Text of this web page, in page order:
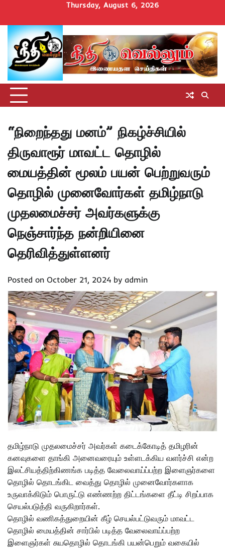
content
Thursday, August 6, 2026
Homeசெய்திகள்
தமிழ்நாடுமாவட்டச்செய்திகள்
அரசியல்ஆன்மிகம்
சட்டம்
அறிவோம்
சினிமாUncategorized
“நிறைந்தது மனம்” நிகழ்ச்சியில்
திருவாரூர் மாவட்ட தொழில்
மையத்தின் மூலம் பயன் பெற்றுவரும்
தொழில் முனைவோர்கள் தமிழ்நாடு
முதலமைச்சர் அவர்களுக்கு
நெஞ்சார்ந்த நன்றியினை
தெரிவித்துள்ளனர்
Posted on October 21, 2024 by admin
தமிழ்நாடு முதலமைச்சர் அவர்கள் கடைக்கோடித் தமிழரின்
கனவுகளை தாங்கி அனைவரையும் உள்ளடக்கிய வளர்ச்சி என்ற
இலட்சியத்திற்கிணங்க படித்த வேலைவாய்ப்பற்ற இளைஞர்களை
தொழில் தொடங்கிட வைத்து தொழில் முனைவோர்களாக
உருவாக்கிடும் பொருட்டு எண்ணற்ற திட்டங்களை தீட்டி சிறப்பாக
செயல்படுத்தி வருகிறார்கள்.
தொழில் வணிகத்துறையின் கீழ் செயல்பட்டுவரும் மாவட்ட
தொழில் மையத்தின் சார்பில் படித்த வேலைவாய்ப்பற்ற
இளைஞர்கள் சுயதொழில் தொடங்கி பயன்பெறும் வகையில்